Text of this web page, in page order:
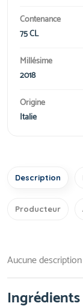
Contenance
75 CL
Millésime
2018
Origine
Italie
Description
Producteur
Aucune
Ingrédients